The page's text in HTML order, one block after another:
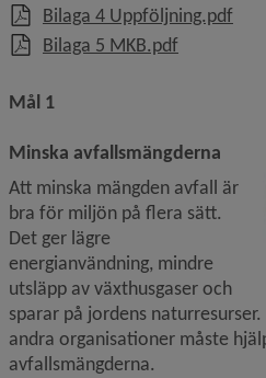
Bilaga 4 Uppföljning.pdf,
Bilaga 5 MKB.pdf, 365.3 kB,
Mål 1
Minska avfallsmängderna
Att minska mängden avfall är
bra för miljön på flera sätt.
Det ger lägre
energianvändning, mindre
utsläpp av växthus­gaser och
sparar på jordens
andra organisationer måste
avfallsmängderna.